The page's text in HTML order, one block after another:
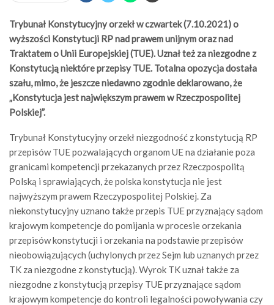
Trybunał Konstytucyjny orzekł w czwartek (7.10.2021) o
wyższości Konstytucji RP nad prawem unijnym oraz nad
Traktatem o Unii Europejskiej (TUE). Uznał też za niezgodne z
Konstytucją niektóre przepisy TUE. Totalna opozycja dostała
szału, mimo, że jeszcze niedawno zgodnie deklarowano, że
„Konstytucja jest największym prawem w Rzeczpospolitej
Polskiej”.
Trybunał Konstytucyjny orzekł niezgodność z konstytucją RP
przepisów TUE pozwalających organom UE na działanie poza
granicami kompetencji przekazanych przez Rzeczpospolitą
Polską i sprawiających, że polska konstytucja nie jest
najwyższym prawem Rzeczypospolitej Polskiej. Za
niekonstytucyjny uznano także przepis TUE przyznający sądom
krajowym kompetencje do pomijania w procesie orzekania
przepisów konstytucji i orzekania na podstawie przepisów
nieobowiązujących (uchylonych przez Sejm lub uznanych przez
TK za niezgodne z konstytucją). Wyrok TK uznał także za
niezgodne z konstytucją przepisy TUE przyznające sądom
krajowym kompetencje do kontroli legalności powoływania czy